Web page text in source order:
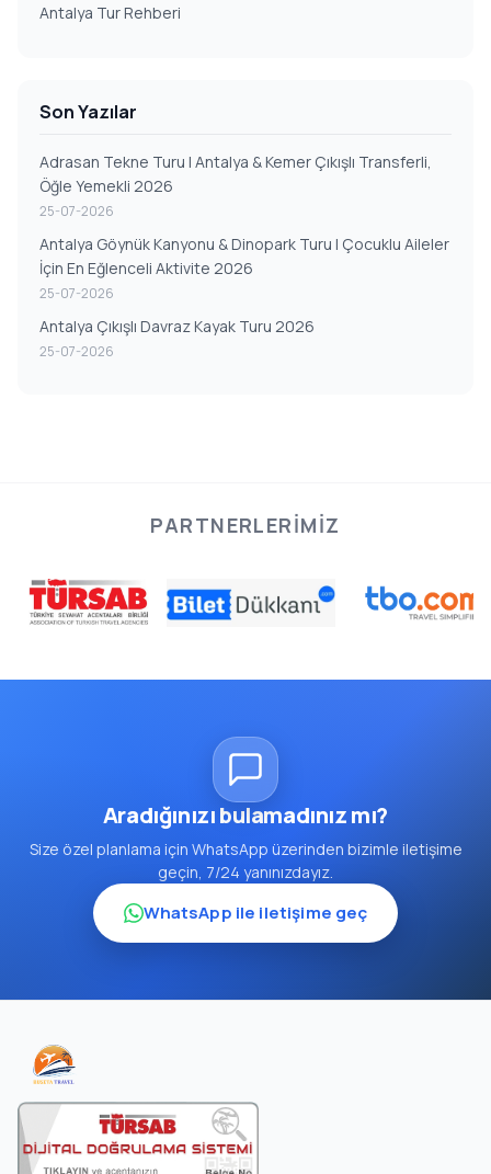
Antalya Tur Rehberi
Son Yazılar
Adrasan Tekne Turu | Antalya & Kemer Çıkışlı Transferli,
Öğle Yemekli 2026
25-07-2026
Antalya Göynük Kanyonu & Dinopark Turu | Çocuklu Aileler
İçin En Eğlenceli Aktivite 2026
25-07-2026
Antalya Çıkışlı Davraz Kayak Turu 2026
25-07-2026
PARTNERLERIMIZ
Aradığınızı bulamadınız mı?
Size özel planlama için WhatsApp üzerinden bizimle iletişime
geçin, 7/24 yanınızdayız.
WhatsApp ile iletişime geç